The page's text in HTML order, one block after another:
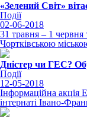
«Зелений Світ»
Події
02-06-2018
31 травня – 1 червня
Чортківською
Дністер чи ГЕС?
Події
12-05-2018
Інформаційна акція
інтернаті Івано-